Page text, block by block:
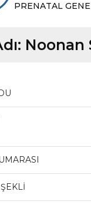
PRENATAL
Noonan